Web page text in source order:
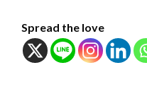
Spread the love